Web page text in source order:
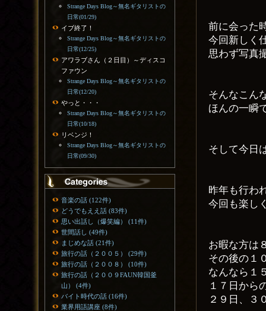
前に会った
今回新しく
思わず写真
そんなこん
ほんの一瞬
そして今日
昨年も行わ
今回も楽し
お暇な方は
その後の１
なんなら１
１７日から
２９日、３
Strange Days Blog～無名ギタリストの
日常(01/29)
イブ終了！
Strange Days Blog～無名ギタリストの
日常(12/25)
アワラブさん（２日目）～ディスコ
ファウン
Strange Days Blog～無名ギタリストの
日常(12/20)
やっと・・・
Strange Days Blog～無名ギタリストの
日常(10/18)
リベンジ！
Strange Days Blog～無名ギタリストの
日常(09/30)
音楽の話 (122件)
どうでもええ話 (83件)
思い出話し（爆笑編） (11件)
世間話し (49件)
まじめな話 (21件)
旅行の話（２００５） (29件)
旅行の話（２００８） (10件)
旅行の話（２００９FAUN韓国釜
山） (4件)
バイト時代の話 (16件)
業界用語講座 (8件)